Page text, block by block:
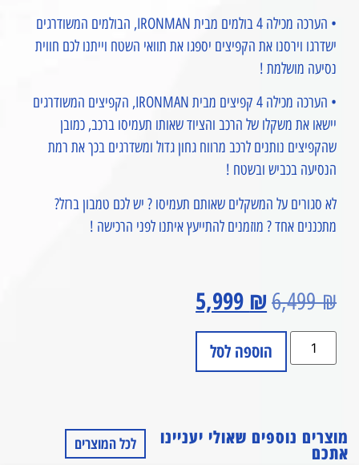
• הערכה מכילה 4 בולמים מבית IRONMAN, הבולמים המשודרגים
ישדרגו וירסנו את הקפיצים יספגו את תוואי השטח וייתנו לכם חווית
נסיעה מושלמת !
• הערכה מכילה 4 קפיצים מבית IRONMAN, הקפיצים המשודרגים
יישאו את משקלו של הרכב והציוד שאותו תעמיסו ברכב, כמובן
שהקפיצים נותנים לרכב מרווח גחון גדול ומשדרגים בכך את רמת
הנסיעה בכביש ובשטח !
לא סגורים על המשקלים שאותם תעמיסו ? יש לכם טמבון ברזל?
מתכננים אחד ? מוזמנים להתייעץ איתנו לפני הרכישה !
6,499₪
5,999 ₪
הוספה לסל
מוצרים נוספים שאולי יעניינו
אתכם לכל המוצרים